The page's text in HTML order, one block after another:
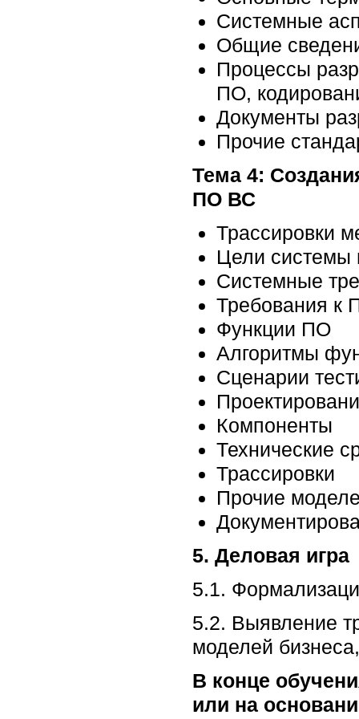
Системные
Общие
Процессы
ПО,
Документы
Прочие
Тема 4:
ПО ВС
Трассировки
Цели
Системные
Требования к
Функции ПО
Алгоритмы
Сценарии
Компоненты
Технические
Трассировки
Прочие
5. Деловая игра
5.1.
5.2. Выявление
моделей
В конце
или на